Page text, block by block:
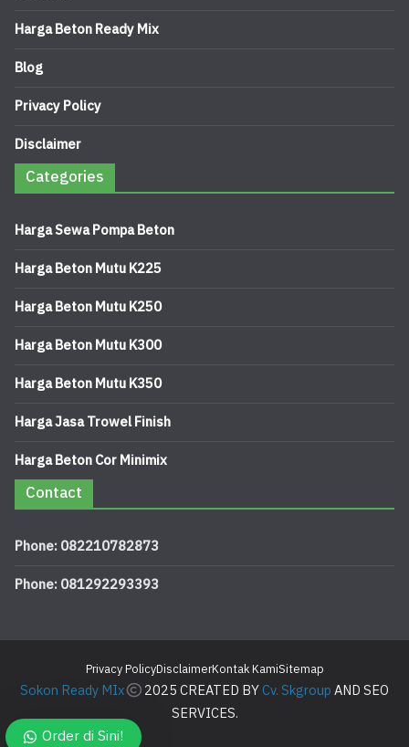
Harga Beton Ready Mix
Blog
Privacy Policy
Disclaimer
Categories
Harga Sewa Pompa Beton
Harga Beton Mutu K225
Harga Beton Mutu K250
Harga Beton Mutu K300
Harga Beton Mutu K350
Harga Jasa Trowel Finish
Harga Beton Cor Minimix
Contact
Phone: 082210782873
Phone: 081292293393
Privacy PolicyDisclaimerKontak KamiSitemap
Sokon Ready MIx 2025 CREATED BYCv. SkgroupAND SEO
SERVICES.
Order di Sini!